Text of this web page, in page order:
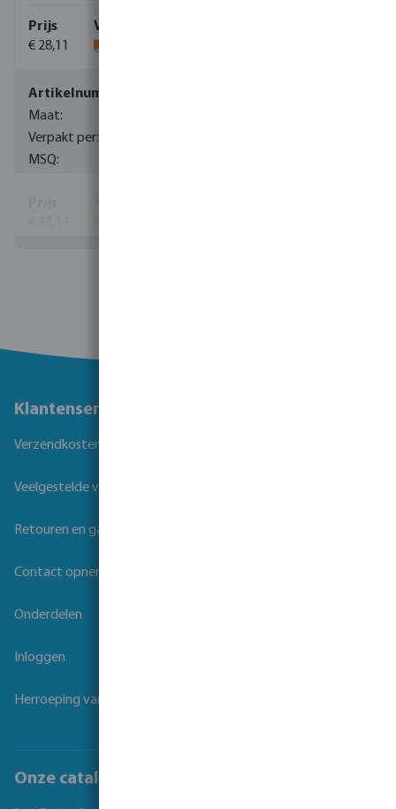
€ 28,11
Klantenservice
Verzendkosten
Veelgestelde vragen
Retouren en garantie
Contact opnemen
Onderdelen
Inloggen
Herroeping van overeenkomst
Onze catalogi